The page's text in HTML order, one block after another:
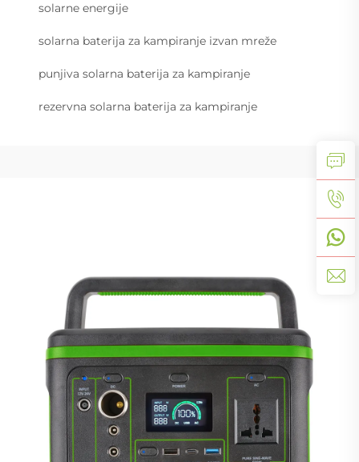
solarne energije
solarna baterija za kampiranje izvan mreže
punjiva solarna baterija za kampiranje
rezervna solarna baterija za kampiranje